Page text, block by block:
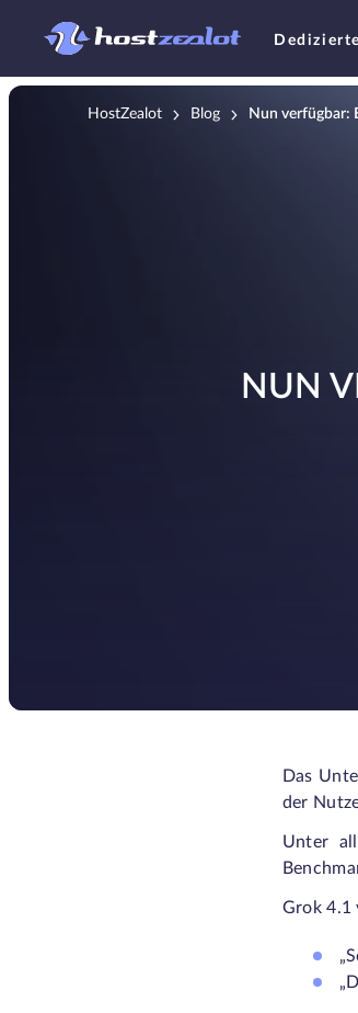
HostZealot Blog Nun verfügbar:
NUN
Das
der
Unter
Grok 4.1